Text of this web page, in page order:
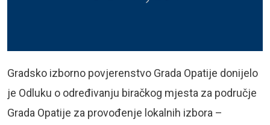
Gradsko izborno povjerenstvo Grada Opatije donijelo
je Odluku o određivanju biračkog mjesta za područje
Grada Opatije za provođenje lokalnih izbora –